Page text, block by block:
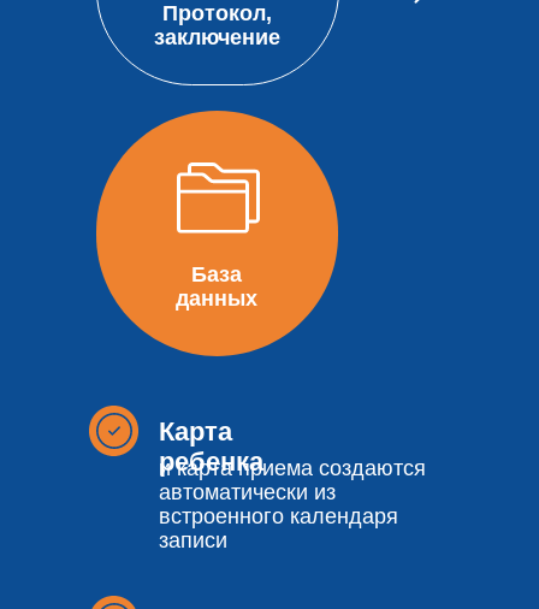
Карта
ребенка
и карта приема создаются
автоматически из
встроенного календаря
записи
Протокол,
заключение
База
данных